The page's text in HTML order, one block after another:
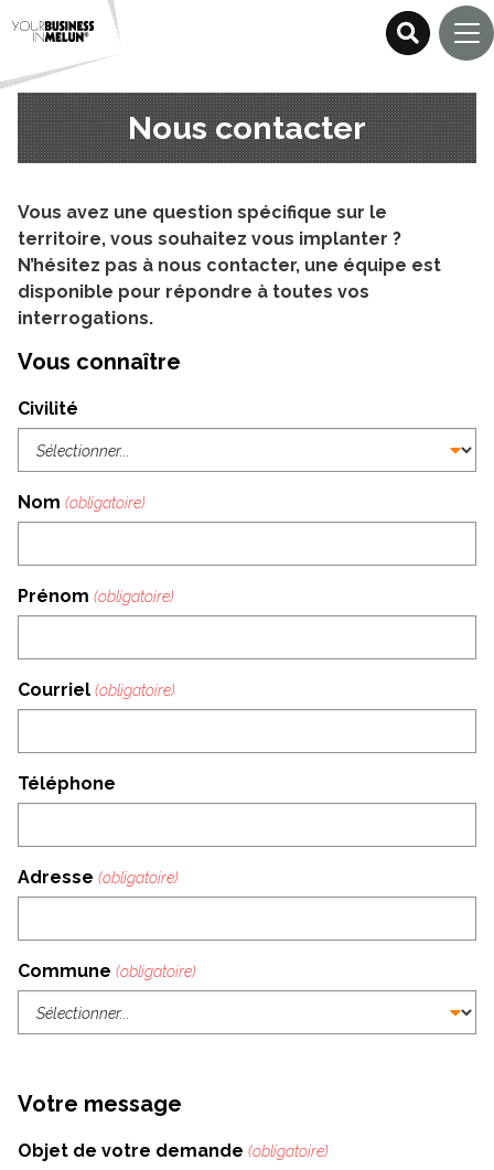
Nous contacter
Vous avez une question spécifique sur le
territoire, vous souhaitez vous implanter ?
N’hésitez pas à nous contacter, une équipe est
disponible pour répondre à toutes vos
interrogations.
Vous connaître
Civilité
Nom
Prénom
Courriel
Téléphone
Adresse
Commune
Votre message
Objet de votre demande